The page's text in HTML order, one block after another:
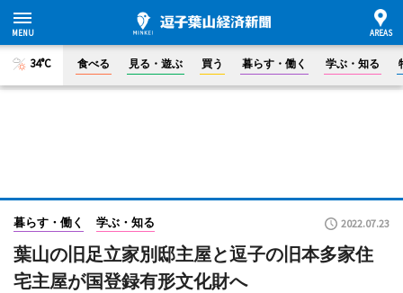
34°C 食べる 見る・遊ぶ 買う 暮らす・働く 学ぶ・知る
暮らす・働く 学ぶ・知る 2022.07.23
葉山の旧足立家別邸主屋と逗子の旧本多家住
宅主屋が国登録有形文化財へ